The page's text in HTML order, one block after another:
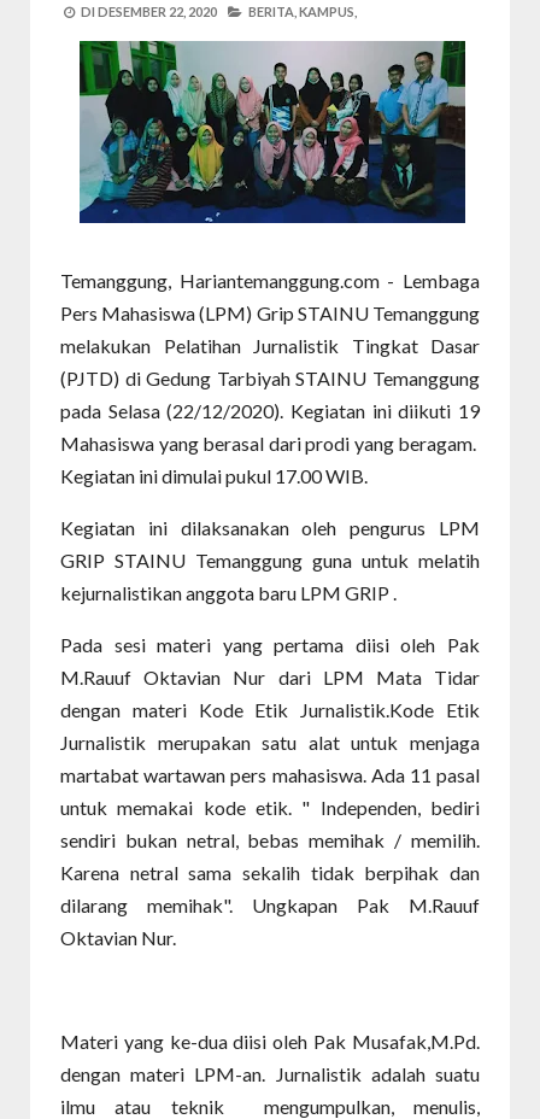
DI DESEMBER 22, 2020 BERITA, KAMPUS,
Temanggung, Hariantemanggung.com - Lembaga
Pers Mahasiswa (LPM) Grip STAINU Temanggung
melakukan Pelatihan Jurnalistik Tingkat Dasar
(PJTD) di Gedung Tarbiyah STAINU Temanggung
pada Selasa (22/12/2020). Kegiatan ini diikuti 19
Mahasiswa yang berasal dari prodi yang beragam.
Kegiatan ini dimulai pukul 17.00 WIB.
Kegiatan ini dilaksanakan oleh pengurus LPM
GRIP STAINU Temanggung guna untuk melatih
kejurnalistikan anggota baru LPM GRIP .
Pada sesi materi yang pertama diisi oleh Pak
M.Rauuf Oktavian Nur dari LPM Mata Tidar
dengan materi Kode Etik Jurnalistik.Kode Etik
Jurnalistik merupakan satu alat untuk menjaga
martabat wartawan pers mahasiswa. Ada 11 pasal
untuk memakai kode etik. " Independen, bediri
sendiri bukan netral, bebas memihak / memilih.
Karena netral sama sekalih tidak berpihak dan
dilarang memihak". Ungkapan Pak M.Rauuf
Oktavian Nur.
Materi yang ke-dua diisi oleh Pak Musafak,M.Pd.
dengan materi LPM-an. Jurnalistik adalah suatu
ilmu atau teknik mengumpulkan, menulis,